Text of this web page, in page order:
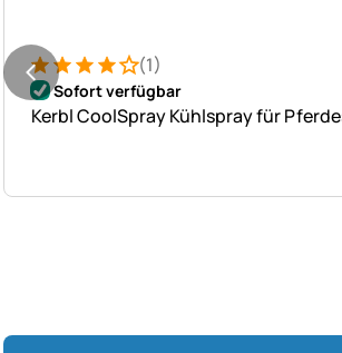
Bewertung: 4 von 5 (1 Bewertungen)
1 Bewertung(1)
Sofort verfügbar
Kerbl CoolSpray Kühlspray für